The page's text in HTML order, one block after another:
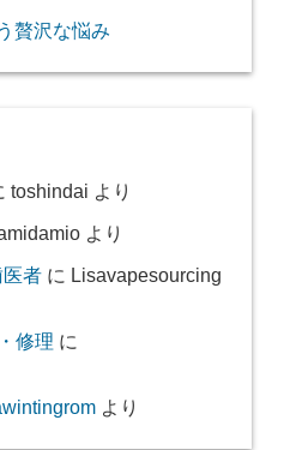
贅沢な悩み
toshindai より
より
者に Lisavapesourcing
修理 に
より